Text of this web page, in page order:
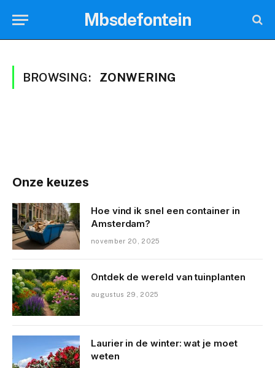
Mbsdefontein
BROWSING: ZONWERING
Onze keuzes
Hoe vind ik snel een container in
Amsterdam?
november 20, 2025
Ontdek de wereld van tuinplanten
augustus 29, 2025
Laurier in de winter: wat je moet
weten